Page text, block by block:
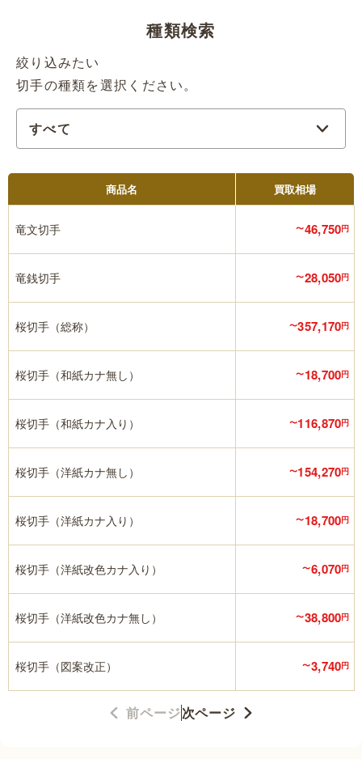
種類検索
絞り込みたい
切手の種類を選択ください。
商品名 買取相場
竜文切手 〜46,750円
竜銭切手 〜28,050円
桜切手（総称） 〜357,170円
桜切手（和紙カナ無し） 〜18,700円
桜切手（和紙カナ入り） 〜116,870円
桜切手（洋紙カナ無し） 〜154,270円
桜切手（洋紙カナ入り） 〜18,700円
桜切手（洋紙改色カナ入り） 〜6,070円
桜切手（洋紙改色カナ無し） 〜38,800円
桜切手（図案改正） 〜3,740円
前ページ次ページ